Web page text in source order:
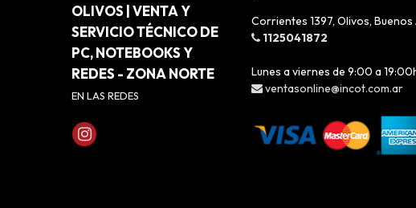
OLIVOS | VENTA Y
SERVICIO TÉCNICO DE
PC, NOTEBOOKS Y
REDES - ZONA NORTE
EN LAS REDES
Corrientes 1397, Olivos, Buenos
1125041872
Lunes a viernes de 9:00 a
ventasonline@incot.com.ar